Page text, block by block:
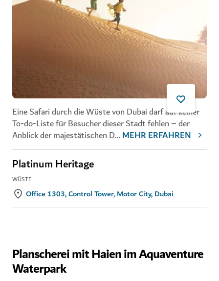
Eine Safari durch die Wüste von Dubai darf auf keiner
To-do-Liste für Besucher dieser Stadt fehlen – der
Anblick der majestätischen D...MEHR ERFAHREN
Platinum Heritage
WÜSTE
Office 1303, Control Tower, Motor City, Dubai
Planscherei mit Haien im Aquaventure
Waterpark